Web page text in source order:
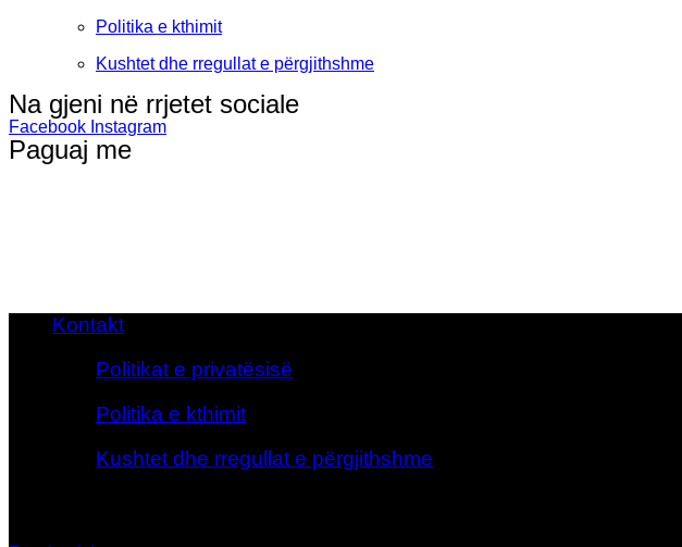
Politika e kthimit
Kushtet dhe rregullat e përgjithshme
Na gjeni në rrjetet sociale
Facebook Instagram
Paguaj me
Kontakt
Politikat e privatësisë
Politika e kthimit
Kushtet dhe rregullat e përgjithshme